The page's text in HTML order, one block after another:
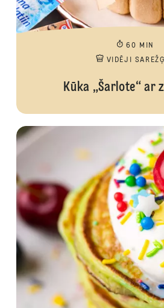
60 MIN
VIDĒJI
Kūka „Šarlote“ ar